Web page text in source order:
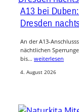
A13 bei
Dresden
An der A13-
nächtlichen
bis… weiterlesen
4. August 2026